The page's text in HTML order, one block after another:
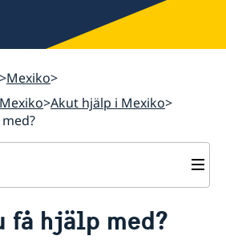
Mexiko
Akut hjälp i Mexiko
i Mexiko
få hjälp med?